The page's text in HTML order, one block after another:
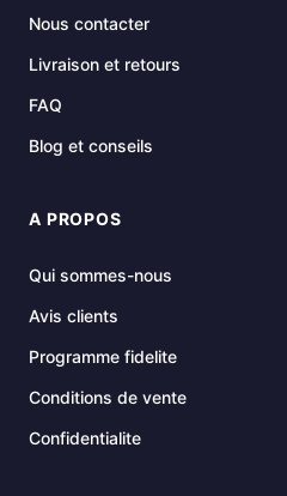
Nous contacter
Livraison et retours
FAQ
Blog et conseils
A PROPOS
Qui sommes-nous
Avis clients
Programme fidelite
Conditions de vente
Confidentialite